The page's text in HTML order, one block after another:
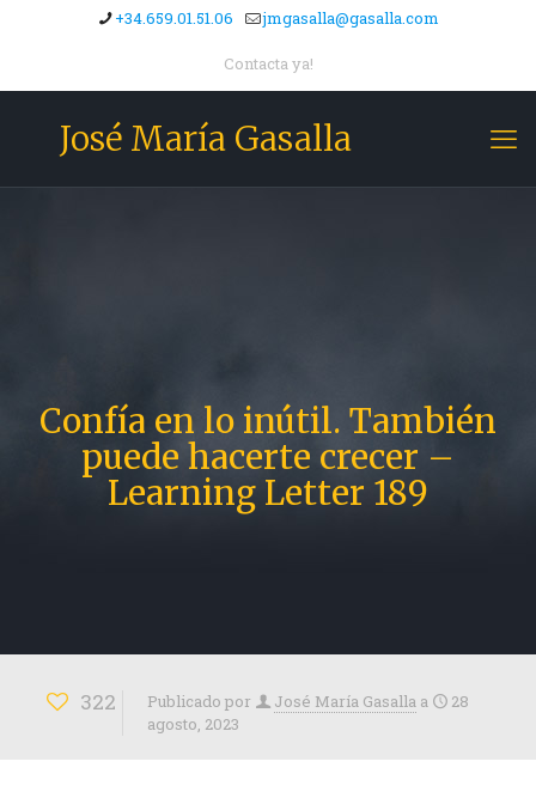
+34.659.01.51.06 jmgasalla@gasalla.com
Contacta ya!
José María Gasalla
Confía en lo inútil. También
puede hacerte crecer –
Learning Letter 189
322 Publicado por José María Gasalla a
28
agosto, 2023